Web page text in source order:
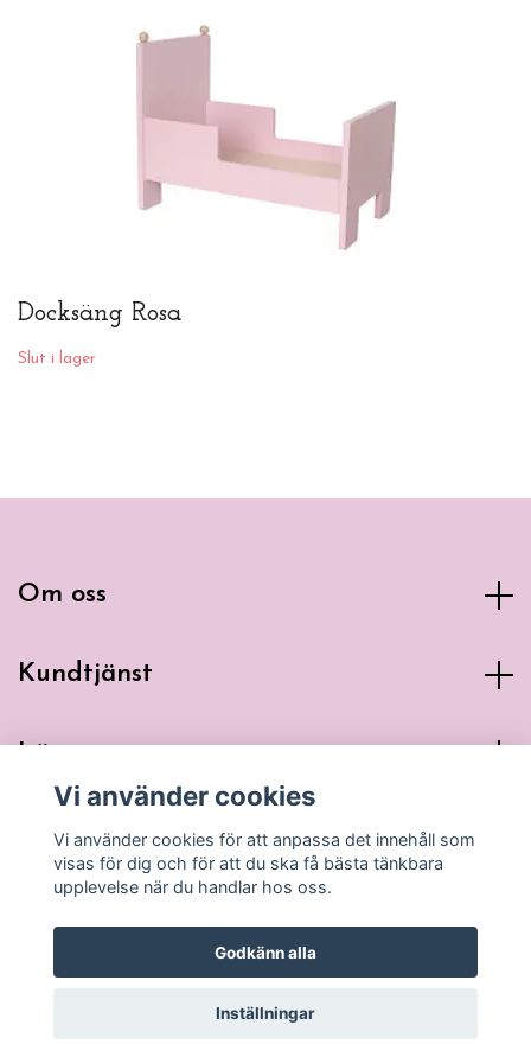
Docksäng Rosa
Slut i lager
Om oss
Kundtjänst
Läs mer
Sociala medier
© 2026 Glad Panda
Vi använder cookies
Vi använder cookies för att anpassa det innehåll som
visas för dig och för att du ska få bästa tänkbara
upplevelse när du handlar hos oss.
Godkänn alla
Inställningar